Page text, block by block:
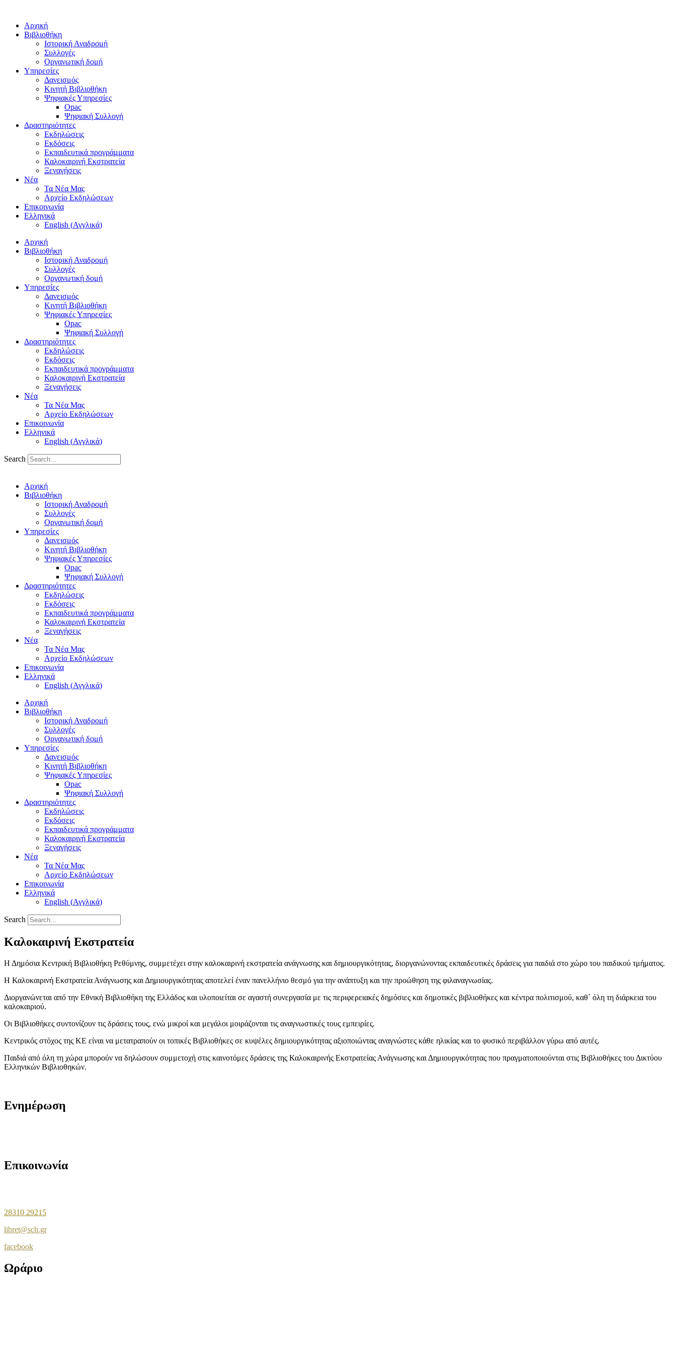
Αρχική
Βιβλιοθήκη
Ιστορική Αναδρομή
Συλλογές
Οργανωτική δομή
Υπηρεσίες
Δανεισμός
Κινητή Βιβλιοθήκη
Ψηφιακές Υπηρεσίες
Opac
Ψηφιακή Συλλογή
Δραστηριότητες
Εκδηλώσεις
Εκδόσεις
Εκπαιδευτικά προγράμματα
Καλοκαιρινή Εκστρατεία
Ξεναγήσεις
Νέα
Τα Νέα Μας
Αρχείο Εκδηλώσεων
Επικοινωνία
Ελληνικά
English (Αγγλικά)
Αρχική
Βιβλιοθήκη
Ιστορική Αναδρομή
Συλλογές
Οργανωτική δομή
Υπηρεσίες
Δανεισμός
Κινητή Βιβλιοθήκη
Ψηφιακές Υπηρεσίες
Opac
Ψηφιακή Συλλογή
Δραστηριότητες
Εκδηλώσεις
Εκδόσεις
Εκπαιδευτικά προγράμματα
Καλοκαιρινή Εκστρατεία
Ξεναγήσεις
Νέα
Τα Νέα Μας
Αρχείο Εκδηλώσεων
Επικοινωνία
Ελληνικά
English (Αγγλικά)
Search
Αρχική
Βιβλιοθήκη
Ιστορική Αναδρομή
Συλλογές
Οργανωτική δομή
Υπηρεσίες
Δανεισμός
Κινητή Βιβλιοθήκη
Ψηφιακές Υπηρεσίες
Opac
Ψηφιακή Συλλογή
Δραστηριότητες
Εκδηλώσεις
Εκδόσεις
Εκπαιδευτικά προγράμματα
Καλοκαιρινή Εκστρατεία
Ξεναγήσεις
Νέα
Τα Νέα Μας
Αρχείο Εκδηλώσεων
Επικοινωνία
Ελληνικά
English (Αγγλικά)
Αρχική
Βιβλιοθήκη
Ιστορική Αναδρομή
Συλλογές
Οργανωτική δομή
Υπηρεσίες
Δανεισμός
Κινητή Βιβλιοθήκη
Ψηφιακές Υπηρεσίες
Opac
Ψηφιακή Συλλογή
Δραστηριότητες
Εκδηλώσεις
Εκδόσεις
Εκπαιδευτικά προγράμματα
Καλοκαιρινή Εκστρατεία
Ξεναγήσεις
Νέα
Τα Νέα Μας
Αρχείο Εκδηλώσεων
Επικοινωνία
Ελληνικά
English (Αγγλικά)
Search
Καλοκαιρινή Εκστρατεία
Η Δημόσια Κεντρική Βιβλιοθήκη Ρεθύμνης, συμμετέχει στην καλοκαιρινή εκστρατεία ανάγνωσης και δημιουργικότητας, διοργανώνοντας εκπαιδευτικές δράσεις για παιδιά στο χώρο του παιδικού τμήματος.
Η Καλοκαιρινή Εκστρατεία Ανάγνωσης και Δημιουργικότητας αποτελεί έναν πανελλήνιο θεσμό για την ανάπτυξη και την προώθηση της φιλαναγνωσίας.
Διοργανώνεται από την Εθνική Βιβλιοθήκη της Ελλάδος και υλοποιείται σε αγαστή συνεργασία με τις περιφερειακές δημόσιες και δημοτικές βιβλιοθήκες και κέντρα πολιτισμού, καθ΄ όλη τη διάρκεια του
καλοκαιριού.
Οι Βιβλιοθήκες συντονίζουν τις δράσεις τους, ενώ μικροί και μεγάλοι μοιράζονται τις αναγνωστικές τους εμπειρίες.
Κεντρικός στόχος της ΚΕ είναι να μετατραπούν οι τοπικές Βιβλιοθήκες σε κυψέλες δημιουργικότητας αξιοποιώντας αναγνώστες κάθε ηλικίας και το φυσικό περιβάλλον γύρω από αυτές.
Παιδιά από όλη τη χώρα μπορούν να δηλώσουν συμμετοχή στις καινοτόμες δράσεις της Καλοκαιρινής Εκστρατείας Ανάγνωσης και Δημιουργικότητας που πραγματοποιούνται στις Βιβλιοθήκες του Δικτύου
Ελληνικών Βιβλιοθηκών.
Ενημέρωση
Επικοινωνία
28310 29215
libret@sch.gr
facebook
Ωράριο